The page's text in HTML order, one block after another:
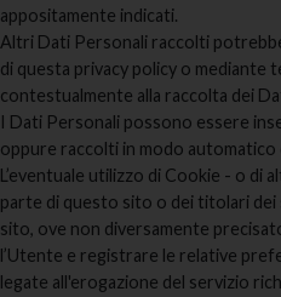
appositamente indicati.
Altri Dati Personali raccolti
di questa privacy policy o mediante
contestualmente alla raccolta dei
I Dati Personali possono essere
oppure raccolti in modo
L’eventuale utilizzo di Cookie - o di
parte di questo sito o dei titolari
sito, ove non diversamente
l’Utente e registrare le relative
legate all'erogazione del servizio